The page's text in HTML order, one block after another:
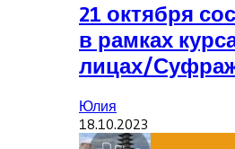
21 октября
в рамках
лицах/
Юлия
18.10.2023